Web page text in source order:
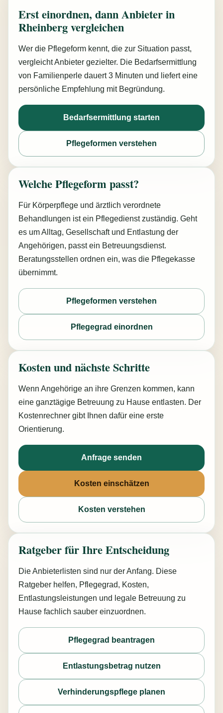
Erst einordnen, dann Anbieter in
Rheinberg vergleichen
Wer die Pflegeform kennt, die zur Situation passt,
vergleicht Anbieter gezielter. Die Bedarfsermittlung
von Familienperle dauert 3 Minuten und liefert eine
persönliche Empfehlung mit Begründung.
Bedarfsermittlung starten
Pflegeformen verstehen
Welche Pflegeform passt?
Für Körperpflege und ärztlich verordnete
Behandlungen ist ein Pflegedienst zuständig. Geht
es um Alltag, Gesellschaft und Entlastung der
Angehörigen, passt ein Betreuungsdienst.
Beratungsstellen ordnen ein, was die Pflegekasse
übernimmt.
Pflegeformen verstehen
Pflegegrad einordnen
Kosten und nächste Schritte
Wenn Angehörige an ihre Grenzen kommen, kann
eine ganztägige Betreuung zu Hause entlasten. Der
Kostenrechner gibt Ihnen dafür eine erste
Orientierung.
Anfrage senden
Kosten einschätzen
Kosten verstehen
Ratgeber für Ihre Entscheidung
Die Anbieterlisten sind nur der Anfang. Diese
Ratgeber helfen, Pflegegrad, Kosten,
Entlastungsleistungen und legale Betreuung zu
Hause fachlich sauber einzuordnen.
Pflegegrad beantragen
Entlastungsbetrag nutzen
Verhinderungspflege planen